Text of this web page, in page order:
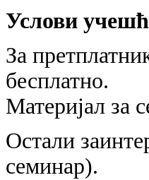
Услови
За
бесплатно.
Материјал за
Остали
семинар).